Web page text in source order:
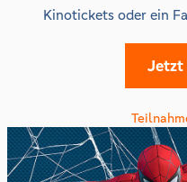
Kinotickets oder ein
Jetzt